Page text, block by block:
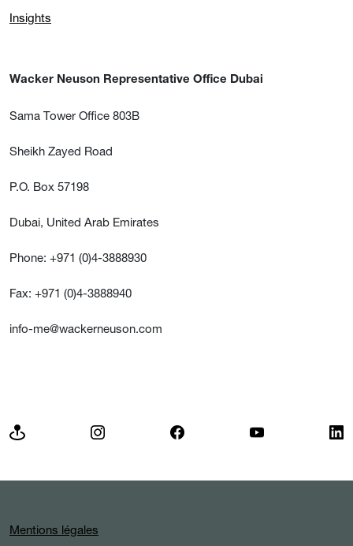
Insights
Wacker Neuson Representative Office Dubai
Sama Tower Office 803B
Sheikh Zayed Road
P.O. Box 57198
Dubai, United Arab Emirates
Phone: +971 (0)4-3888930
Fax: +971 (0)4-3888940
info-me@wackerneuson.com
Mentions légales